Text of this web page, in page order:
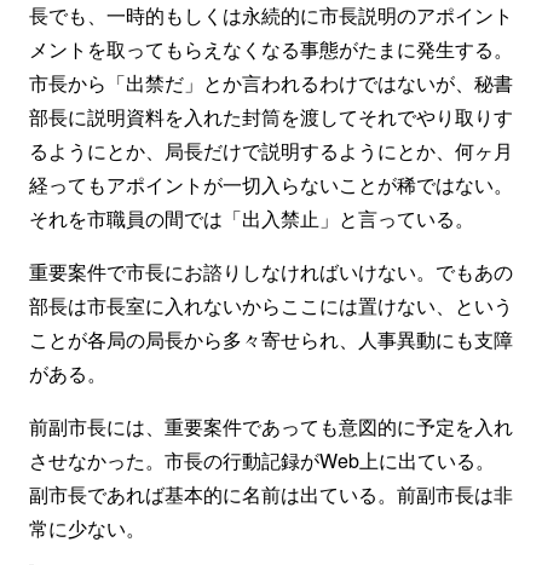
長でも、一時的もしくは永続的に市長説明のアポイント
メントを取ってもらえなくなる事態がたまに発生する。
市長から「出禁だ」とか言われるわけではないが、秘書
部長に説明資料を入れた封筒を渡してそれでやり取りす
るようにとか、局長だけで説明するようにとか、何ヶ月
経ってもアポイントが一切入らないことが稀ではない。
それを市職員の間では「出入禁止」と言っている。
重要案件で市長にお諮りしなければいけない。でもあの
部長は市長室に入れないからここには置けない、という
ことが各局の局長から多々寄せられ、人事異動にも支障
がある。
前副市長には、重要案件であっても意図的に予定を入れ
させなかった。市長の行動記録がWeb上に出ている。
副市長であれば基本的に名前は出ている。前副市長は非
常に少ない。